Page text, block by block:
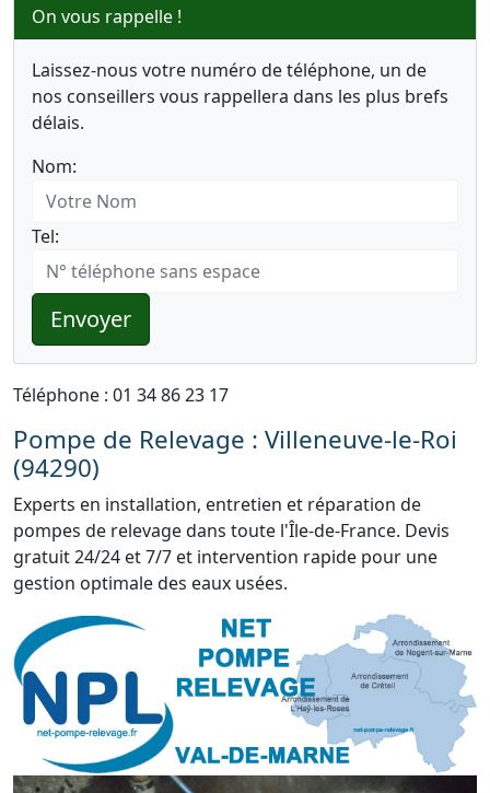
On vous rappelle !
Laissez-nous votre numéro de téléphone, un de
nos conseillers vous rappellera dans les plus brefs
délais.
Nom:
Tel:
Envoyer
Téléphone : 01 34 86 23 17
Pompe de Relevage : Villeneuve-le-Roi
(94290)
Experts en installation, entretien et réparation de
pompes de relevage dans toute l'Île-de-France. Devis
gratuit 24/24 et 7/7 et intervention rapide pour une
gestion optimale des eaux usées.